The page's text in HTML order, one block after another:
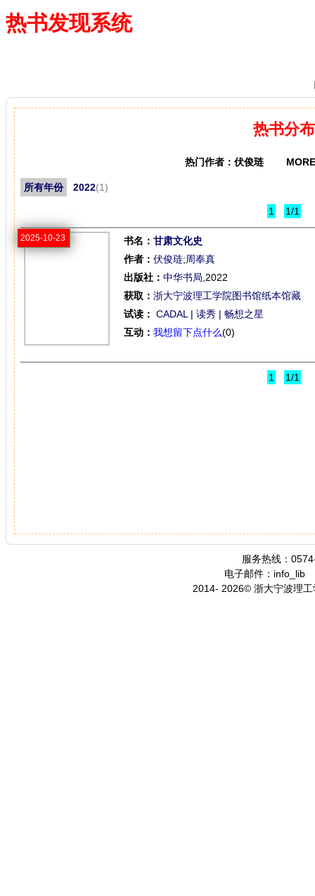
热书发现系统
热书分布
热门作者：伏俊琏
所有年份 2022(1)
1 1/1
2025-10-23 书名： 甘肃文化史
作者： 伏俊琏;周奉真
出版社： 中华书局 ,2022
获取： 浙大宁波理工学院图书馆纸本馆藏
试读： CADAL | 读秀 | 畅想之星
互动： 我想留下点什么(0)
1 1/1
服务热线：
电子邮件：info_lib
2014- 2026© 浙大宁波理工